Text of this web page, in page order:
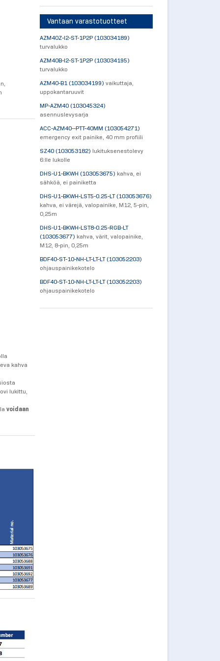
kahva
lukittu,
voidaan
Vantaan varastotuotteet
AZM40Z-I2-ST-1P2P (103034189)
turvalukko
AZM40B-I2-ST-1P2P (103034195)
turvalukko
AZM40-B1 (103034199) vaikuttaja,
uppokantaruuvit
MP-AZM40 (103045324)
asennuslevysarja
ACC-AZM40--PTT-40MM (103054271)
emergency exit painike, 40 mm profiili
SZ40 (103053182) lukituksenestolevy
6:lle lukolle
DHS-U1-BKWH (103053675) kahva, ei
sähköä, ei painiketta
DHS-U1-BKWH-LST5-0.25-LT (103053676)
kahva, ei värejä, valopainike, M12, 5-pin,
0,25m
DHS-U1-BKWH-LST8-0.25-RGB-LT
(103053677) kahva, värit, valopainike,
M12, 8-pin, 0,25m
BDF40-ST-10-NH-LT-LT-LT (103052203)
ohjauspainikekotelo
BDF40-ST-10-NH-LT-LT-LT (103052203)
ohjauspainikekotelo